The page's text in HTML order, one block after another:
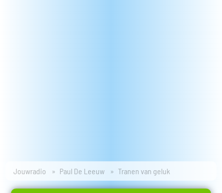
Jouwradio Paul De Leeuw Tranen van geluk